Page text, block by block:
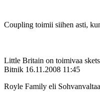
Coupling toimii siihen asti,
Little Britain on toimivaa
Bitnik 16.11.2008 11:45
Royle Family eli